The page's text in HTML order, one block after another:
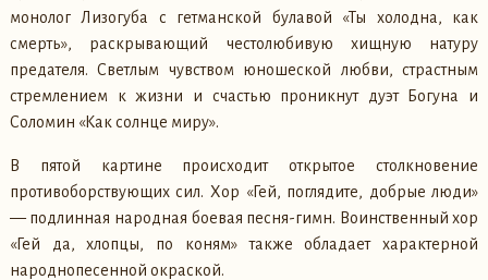
монолог Лизогуба с гетманской булавой «Ты холодна, как
смерть», раскрывающий честолюбивую хищную натуру
предателя. Светлым чувством юношеской любви, страстным
стремлением к жизни и счастью проникнут дуэт Богуна и
Соломин «Как солнце миру».
В пятой картине происходит открытое столкновение
противоборствующих сил. Хор «Гей, поглядите, добрые люди»
— подлинная народная боевая песня-гимн. Воинственный хор
«Гей да, хлопцы, по коням» также обладает характерной
народнопесенной окраской.